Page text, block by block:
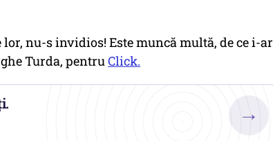
nu-s invidios! Este muncă multă, de ce i-ar
Turda, pentruClick.
→